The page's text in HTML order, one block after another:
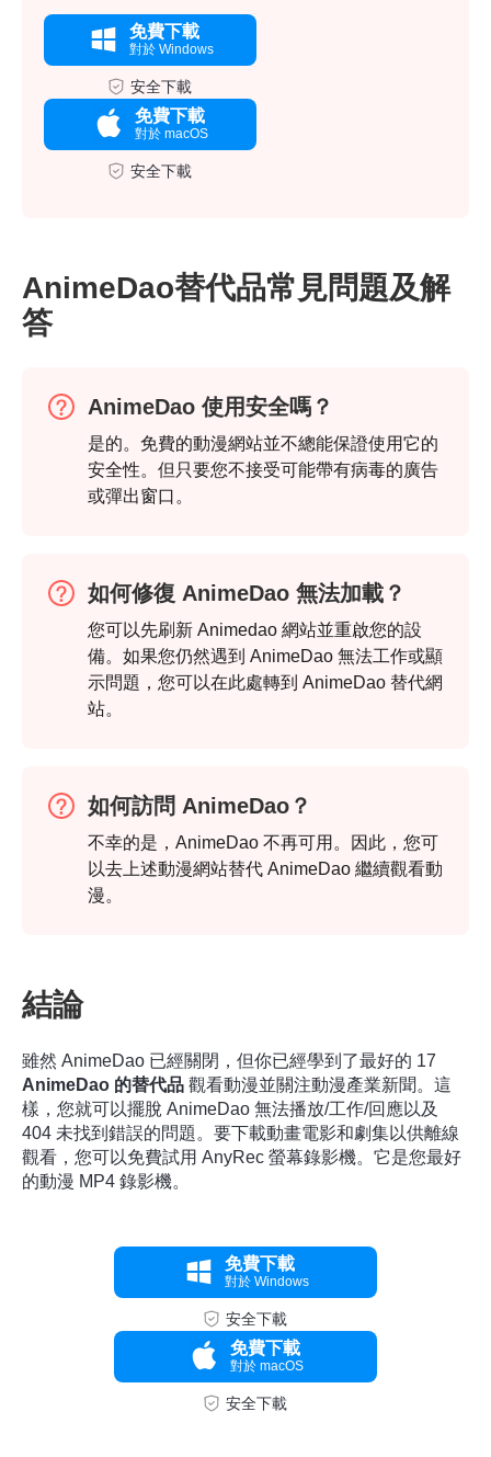
免費下載
對於 Windows
安全下載
免費下載
對於 macOS
安全下載
AnimeDao替代品常見問題及解
答
AnimeDao 使用安全嗎？
是的。免費的動漫網站並不總能保證使用它的
安全性。但只要您不接受可能帶有病毒的廣告
或彈出窗口。
如何修復 AnimeDao 無法加載？
您可以先刷新 Animedao 網站並重啟您的設
備。如果您仍然遇到 AnimeDao 無法工作或顯
示問題，您可以在此處轉到 AnimeDao 替代網
站。
如何訪問 AnimeDao？
不幸的是，AnimeDao 不再可用。因此，您可
以去上述動漫網站替代 AnimeDao 繼續觀看動
漫。
結論
雖然 AnimeDao 已經關閉，但你已經學到了最好的 17
AnimeDao 的替代品 觀看動漫並關注動漫產業新聞。這
樣，您就可以擺脫 AnimeDao 無法播放/工作/回應以及
404 未找到錯誤的問題。要下載動畫電影和劇集以供離線
觀看，您可以免費試用 AnyRec 螢幕錄影機。它是您最好
的動漫 MP4 錄影機。
免費下載
對於 Windows
安全下載
免費下載
對於 macOS
安全下載